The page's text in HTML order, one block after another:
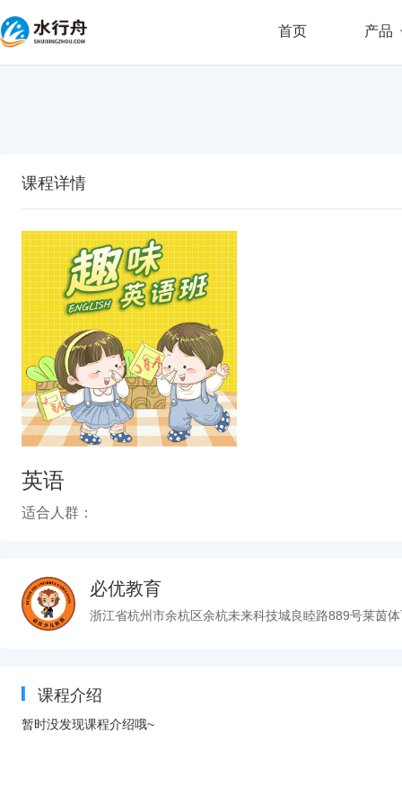
首页 产品
课程详情
英语
适合人群：
必优教育
浙江省杭州市余杭区余杭未来科技城良睦路889号莱茵
课程介绍
暂时没发现课程介绍哦~